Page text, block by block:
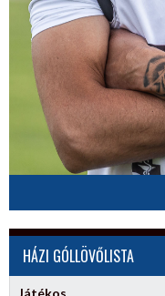
HÁZI GÓLLÖVŐLISTA
Játékos